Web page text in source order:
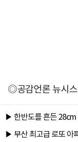
◎공감언론 뉴시스